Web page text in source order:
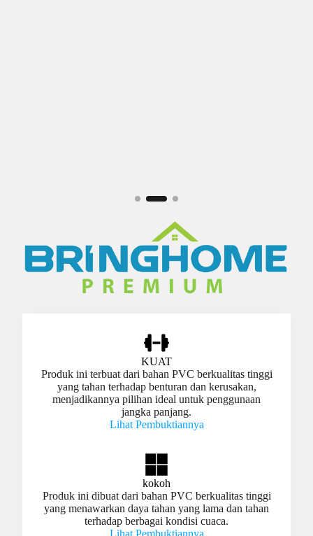
KUAT
Produk ini terbuat dari bahan PVC berkualitas tinggi
yang tahan terhadap benturan dan kerusakan,
menjadikannya pilihan ideal untuk penggunaan
jangka panjang.
Lihat Pembuktiannya
kokoh
Produk ini dibuat dari bahan PVC berkualitas tinggi
yang menawarkan daya tahan yang lama dan tahan
terhadap berbagai kondisi cuaca.
Lihat Pembuktiannya